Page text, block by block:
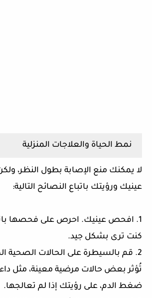
نمط الحياة والعلاجات المنزلية
لا يمكنك منع الإصابة بطول النظر،
عينيك ورؤيتك باتباع النصائح التالية:
1. افحص عينيك. احرص على فحصها
كنت ترى بشكل جيد.
2. قم بالسيطرة على الحالات الصحية
تُؤثر بعض حالات مرضية معينة، مثل
ضغط الدم، على رؤيتك إذا لم تعالجها.